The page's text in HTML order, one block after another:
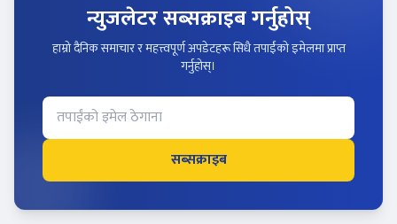
न्युजलेटर सब्सक्राइब गर्नुहोस्
हाम्रो दैनिक समाचार र महत्त्वपूर्ण अपडेटहरू सिधै तपाईंको इमेलमा प्राप्त
गर्नुहोस्।
सब्सक्राइब